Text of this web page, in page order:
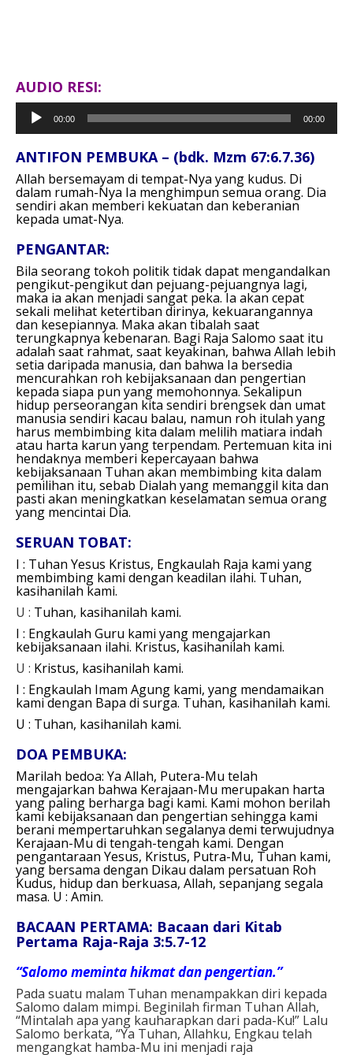
AUDIO RESI:
Pemutar
Audio
00:00 00:00
ANTIFON PEMBUKA – (bdk. Mzm 67:6.7.36)
Allah bersemayam di tempat-Nya yang kudus. Di
dalam rumah-Nya Ia menghimpun semua orang. Dia
sendiri akan memberi kekuatan dan keberanian
kepada umat-Nya.
PENGANTAR:
Bila seorang tokoh politik tidak dapat mengandalkan
pengikut-pengikut dan pejuang-pejuangnya lagi,
maka ia akan menjadi sangat peka. Ia akan cepat
sekali melihat ketertiban dirinya, kekuarangannya
dan kesepiannya. Maka akan tibalah saat
terungkapnya kebenaran. Bagi Raja Salomo saat itu
adalah saat rahmat, saat keyakinan, bahwa Allah lebih
setia daripada manusia, dan bahwa Ia bersedia
mencurahkan roh kebijaksanaan dan pengertian
kepada siapa pun yang memohonnya. Sekalipun
hidup perseorangan kita sendiri brengsek dan umat
manusia sendiri kacau balau, namun roh itulah yang
harus membimbing kita dalam melilih matiara indah
atau harta karun yang terpendam. Pertemuan kita ini
hendaknya memberi kepercayaan bahwa
kebijaksanaan Tuhan akan membimbing kita dalam
pemilihan itu, sebab Dialah yang memanggil kita dan
pasti akan meningkatkan keselamatan semua orang
yang mencintai Dia.
SERUAN TOBAT:
I : Tuhan Yesus Kristus, Engkaulah Raja kami yang
membimbing kami dengan keadilan ilahi. Tuhan,
kasihanilah kami.
U : Tuhan, kasihanilah kami.
I : Engkaulah Guru kami yang mengajarkan
kebijaksanaan ilahi. Kristus, kasihanilah kami.
U : Kristus, kasihanilah kami.
I : Engkaulah Imam Agung kami, yang mendamaikan
kami dengan Bapa di surga. Tuhan, kasihanilah kami.
U : Tuhan, kasihanilah kami.
DOA PEMBUKA:
Marilah bedoa: Ya Allah, Putera-Mu telah
mengajarkan bahwa Kerajaan-Mu merupakan harta
yang paling berharga bagi kami. Kami mohon berilah
kami kebijaksanaan dan pengertian sehingga kami
berani mempertaruhkan segalanya demi terwujudnya
Kerajaan-Mu di tengah-tengah kami. Dengan
pengantaraan Yesus, Kristus, Putra-Mu, Tuhan kami,
yang bersama dengan Dikau dalam persatuan Roh
Kudus, hidup dan berkuasa, Allah, sepanjang segala
masa. U : Amin.
BACAAN PERTAMA: Bacaan dari Kitab
Pertama Raja-Raja 3:5.7-12
“Salomo meminta hikmat dan pengertian.”
Pada suatu malam Tuhan menampakkan diri kepada
Salomo dalam mimpi. Beginilah firman Tuhan Allah,
“Mintalah apa yang kauharapkan dari pada-Ku!” Lalu
Salomo berkata, “Ya Tuhan, Allahku, Engkau telah
mengangkat hamba-Mu ini menjadi raja